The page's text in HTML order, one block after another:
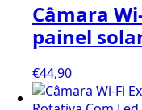
Câmara
painel
€44,90